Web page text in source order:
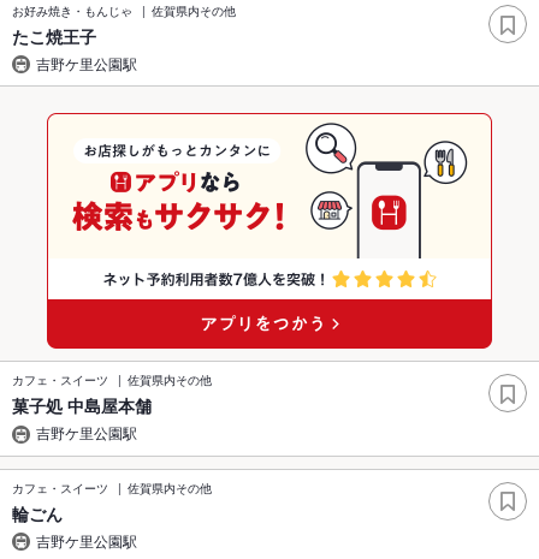
お好み焼き・もんじゃ 佐賀県内その他
たこ焼王子
吉野ケ里公園駅
カフェ・スイーツ 佐賀県内その他
菓子処 中島屋本舗
吉野ケ里公園駅
カフェ・スイーツ 佐賀県内その他
輪ごん
吉野ケ里公園駅